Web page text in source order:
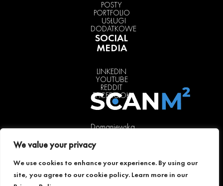
We value your privacy
We use cookies to enhance your experience. By using our
site, you agree to our cookie policy. Learn more in our
POSTY
PORTFOLIO
USŁUGI
DODATKOWE
SOCIAL
MEDIA
LINKEDIN
YOUTUBE
REDDIT
FACEBOOK
Domaniewska
02-672
Poland
+48 511 241